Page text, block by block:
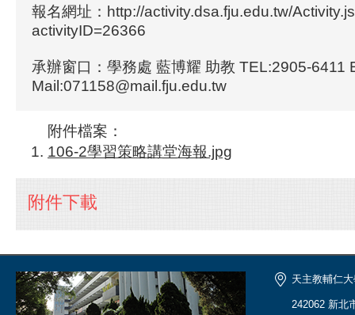
報名網址：http://activity.dsa.fju.edu.tw/
activityID=26366
承辦窗口：學務處 藍博耀 助教 TEL:2905-6411
Mail:071158@mail.fju.edu.tw
附件檔案：
106-2學習策略講堂海報.jpg
附件下載
天主教輔仁
242062 新北